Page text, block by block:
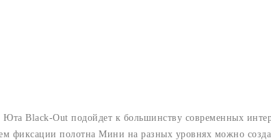
Black-Out подойдет к большинству современных
фиксации полотна Мини на разных уровнях можно